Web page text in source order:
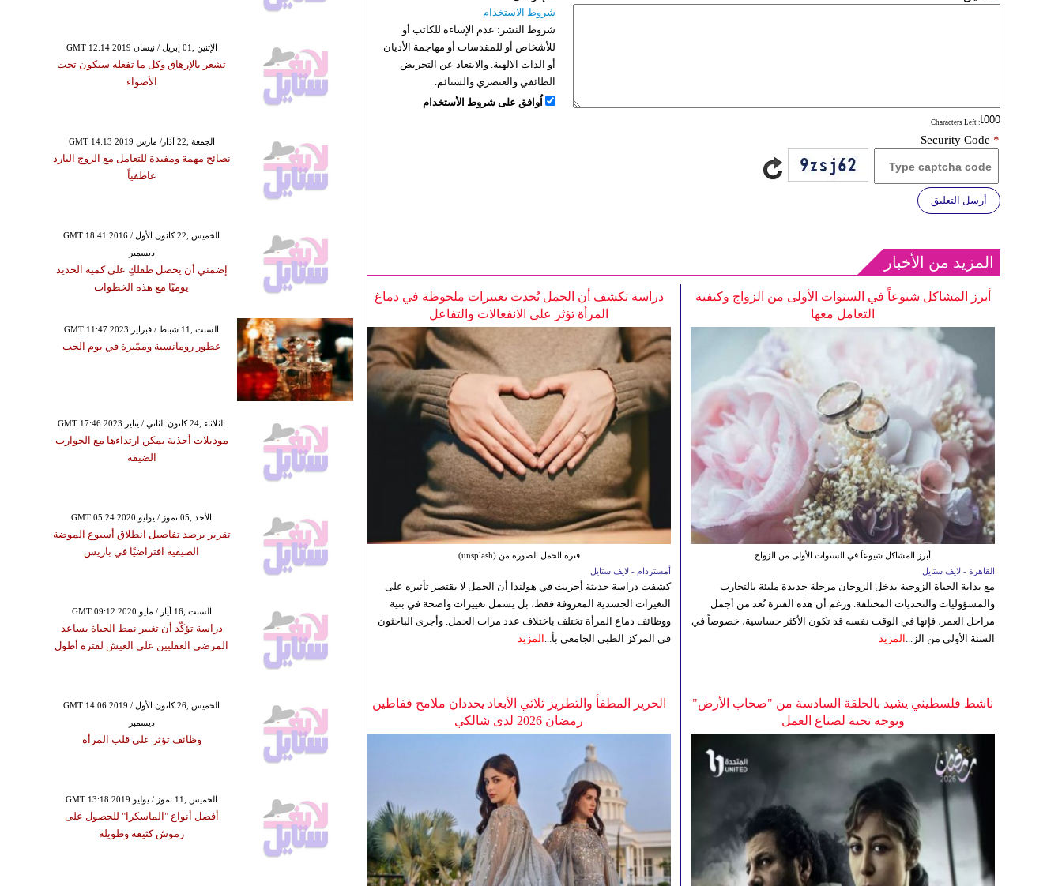
: Characters Left
شروط الاستخدام
شروط النشر: عدم الإساءة للكاتب أو
للأشخاص أو للمقدسات أو مهاجمة الأديان
أو الذات الالهية. والابتعاد عن التحريض
الطائفي والعنصري والشتائم.
اُوافق على شروط الأستخدام
Security Code *
أرسل التعليق
المزيد من الأخبار
دراسة تكشف أن الحمل يُحدث تغييرات ملحوظة في دماغ
المرأة تؤثر على الانفعالات والتفاعل
فترة الحمل الصورة من (unsplash)
أمستردام - لايف ستايل
كشفت دراسة حديثة أجريت في هولندا أن الحمل لا يقتصر تأثيره على
التغيرات الجسدية المعروفة فقط، بل يشمل تغييرات واضحة في بنية
ووظائف دماغ المرأة تختلف باختلاف عدد مرات الحمل. وأجرى الباحثون
في المركز الطبي الجامعي بأ... المزيد
أبرز المشاكل شيوعاً في السنوات الأولى من الزواج وكيفية
التعامل معها
أبرز المشاكل شيوعاً في السنوات الأولى من الزواج
القاهرة - لايف ستايل
مع بداية الحياة الزوجية يدخل الزوجان مرحلة جديدة مليئة بالتجارب
والمسؤوليات والتحديات المختلفة. ورغم أن هذه الفترة تُعد من أجمل
مراحل العمر، فإنها في الوقت نفسه قد تكون الأكثر حساسية، خصوصاً في
السنة الأولى من الز... المزيد
الحرير المطفأ والتطريز ثلاثي الأبعاد يحددان ملامح قفاطين
رمضان 2026 لدى شالكي
ناشط فلسطيني يشيد بالحلقة السادسة من "صحاب الأرض"
ويوجه تحية لصناع العمل
GMT 12:14 2019 الإثنين ,01 إبريل / نيسان
تشعر بالإرهاق وكل ما تفعله سيكون تحت
الأضواء
GMT 14:13 2019 الجمعة ,22 آذار/ مارس
نصائح مهمة ومفيدة للتعامل مع الزوج البارد
عاطفياً
GMT 18:41 2016 الخميس ,22 كانون الأول /
ديسمبر
إضمني أن يحصل طفلكِ على كمية الحديد
يوميًا مع هذه الخطوات
GMT 11:47 2023 السبت ,11 شباط / فبراير
عطور رومانسية وممّيزة في يوم الحب
GMT 17:46 2023 الثلاثاء ,24 كانون الثاني / يناير
موديلات أحذية يمكن ارتداءها مع الجوارب
الضيقة
GMT 05:24 2020 الأحد ,05 تموز / يوليو
تقرير يرصد تفاصيل انطلاق أسبوع الموضة
الصيفية افتراضيًا في باريس
GMT 09:12 2020 السبت ,16 أيار / مايو
دراسة تؤكّد أن تغيير نمط الحياة يساعد
المرضى العقليين على العيش لفترة أطول
GMT 14:06 2019 الخميس ,26 كانون الأول /
ديسمبر
وظائف تؤثر على قلب المرأة
GMT 13:18 2019 الخميس ,11 تموز / يوليو
أفضل أنواع "الماسكرا" للحصول على
رموش كثيفة وطويلة